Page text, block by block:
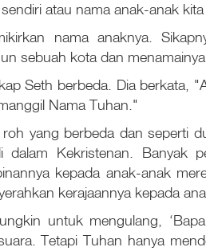
atau nama anak-anak
nama anaknya.
sebuah kota dan
Seth berbeda. Dia berkata,
Nama Tuhan."
roh yang berbeda dan seperti
dalam Kekristenan. Banyak
kepada anak-anak
kerajaannya kepada
untuk mengulang,
Tetapi Tuhan hanya